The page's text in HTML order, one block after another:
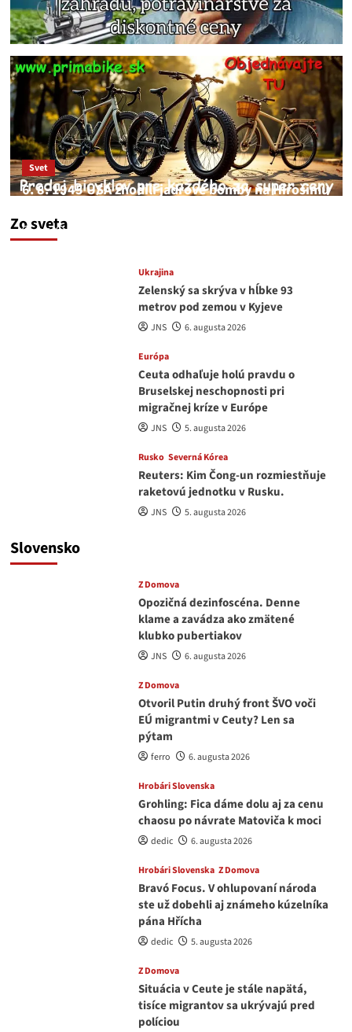
Zo sveta
Svet
6. 8. 1945 USA zhodili jadrové bomby na Hirošimu
JNS
Ukrajina
Zelenský sa skrýva v hĺbke 93
metrov pod zemou v Kyjeve
JNS 6. augusta 2026
Európa
Ceuta odhaľuje holú pravdu o
Bruselskej neschopnosti pri
migračnej kríze v Európe
JNS 5. augusta 2026
Rusko Severná Kórea
Reuters: Kim Čong-un rozmiestňuje
raketovú jednotku v Rusku.
JNS 5. augusta 2026
Slovensko
Z Domova
Opozičná dezinfoscéna. Denne
klame a zavádza ako zmätené
klubko pubertiakov
JNS 6. augusta 2026
Z Domova
Otvoril Putin druhý front ŠVO voči
EÚ migrantmi v Ceuty? Len sa
pýtam
ferro 6. augusta 2026
Hrobári Slovenska
Grohling: Fica dáme dolu aj za cenu
chaosu po návrate Matoviča k moci
dedic 6. augusta 2026
Hrobári Slovenska Z Domova
Bravó Focus. V ohlupovaní národa
ste už dobehli aj známeho kúzelníka
pána Hřícha
dedic 5. augusta 2026
Z Domova
Situácia v Ceute je stále napätá,
tisíce migrantov sa ukrývajú pred
políciou